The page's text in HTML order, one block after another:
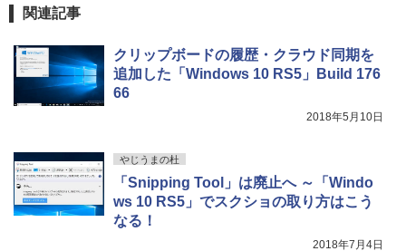
New Amazon Kindle Scribe Colorsoft |
11インチカラーディスプレイ、64GBスト
レージ、ノート機能搭載、明るさ自動調
関連記事
クリップボードの履歴・クラウド同期を
追加した「Windows 10 RS5」Build 176
66
2018年5月10日
やじうまの杜
「Snipping Tool」は廃止へ ～「Windo
ws 10 RS5」でスクショの取り方はこう
なる！
2018年7月4日